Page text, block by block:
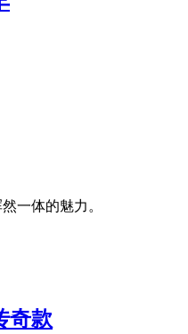
一体的魅力。
奇款